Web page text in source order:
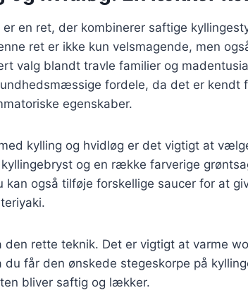
en ret, der kombinerer saftige
ret er ikke kun velsmagende, men
valg blandt travle familier og
fordele, da det er kendt
egenskaber.
kylling og hvidløg er det vigtigt at
og en række farverige
kan også tilføje forskellige saucer for at
rette teknik. Det er vigtigt at varme
får den ønskede stegeskorpe på
bliver saftig og lækker.